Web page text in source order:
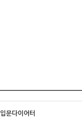
입문다이어터